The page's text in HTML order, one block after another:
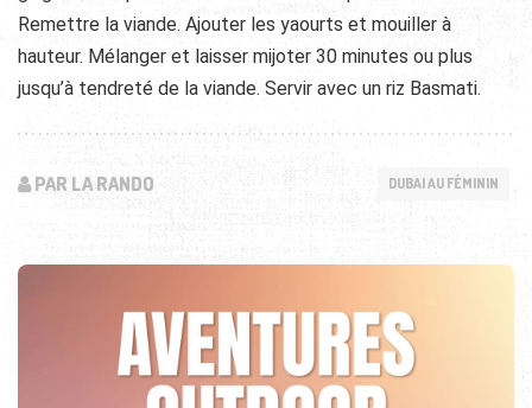
Remettre la viande. Ajouter les yaourts et mouiller à
hauteur. Mélanger et laisser mijoter 30 minutes ou plus
jusqu’à tendreté de la viande. Servir avec un riz Basmati.
PAR LA RANDO DUBAI AU FÉMININ